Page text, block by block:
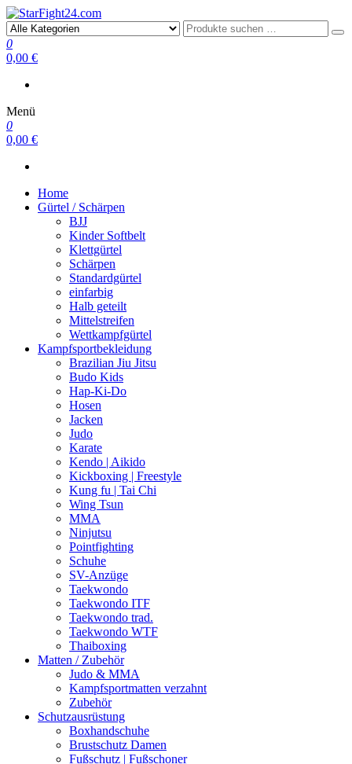
StarFight24.com
Kampfsportartikel
0
0,00 €
Menü
0
0,00 €
Home
Gürtel / Schärpen
BJJ
Kinder Softbelt
Klettgürtel
Schärpen
Standardgürtel
einfarbig
Halb geteilt
Mittelstreifen
Wettkampfgürtel
Kampfsportbekleidung
Brazilian Jiu Jitsu
Budo Kids
Hap-Ki-Do
Hosen
Jacken
Judo
Karate
Kendo | Aikido
Kickboxing | Freestyle
Kung fu | Tai Chi
Wing Tsun
MMA
Ninjutsu
Pointfighting
Schuhe
SV-Anzüge
Taekwondo
Taekwondo ITF
Taekwondo trad.
Taekwondo WTF
Thaiboxing
Matten / Zubehör
Judo & MMA
Kampfsportmatten verzahnt
Zubehör
Schutzausrüstung
Boxhandschuhe
Brustschutz Damen
Fußschutz | Fußschoner